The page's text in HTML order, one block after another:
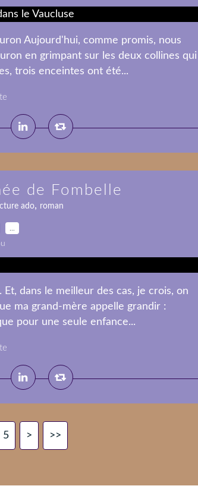
Aujourd'hui, comme promis, nous
en grimpant sur les deux collines qui
trois enceintes ont été...
de Fombelle
ado, roman
dans le meilleur des cas, je crois, on
ma grand-mère appelle grandir :
pour une seule enfance...
5 > >>